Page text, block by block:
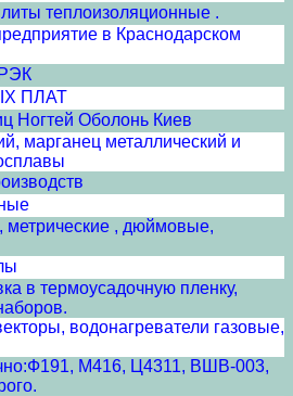
теплоизоляционные .
в Краснодарском
ПЛАТ
Ногтей Оболонь Киев
марганец металлический и
метрические , дюймовые,
в термоусадочную пленку,
водонагреватели газовые,
М416, Ц4311, ВШВ-003,